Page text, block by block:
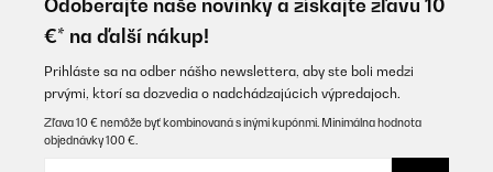
Odoberajte naše novinky a získajte zľavu 10
€* na ďalší nákup!
Prihláste sa na odber nášho newslettera, aby ste boli medzi
prvými, ktorí sa dozvedia o nadchádzajúcich výpredajoch.
Zľava 10 € nemôže byť kombinovaná s inými kupónmi. Minimálna hodnota
objednávky 100 €.